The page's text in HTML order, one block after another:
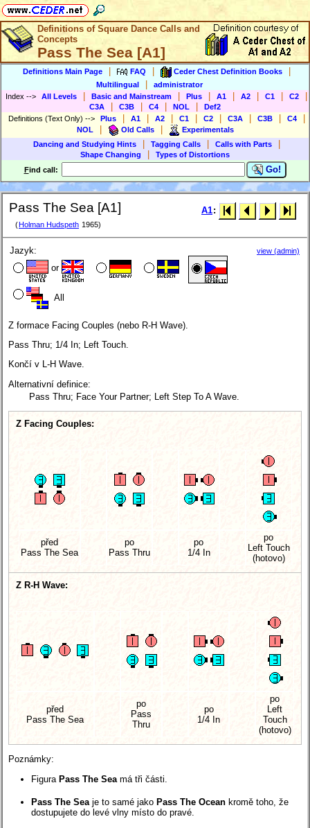
Definitions of Square Dance Calls and
Concepts
Pass The Sea [A1]
Definitions Main Page FAQ Ceder Chest Definition Books
Multilingual
administrator
Index --> All Levels Basic and Mainstream Plus A1 A2 C1 C2
C3A C3B C4 NOL
Def2
Definitions (Text Only) --> Plus A1 A2 C1 C2 C3A C3B C4
NOL Old Calls
Experimentals
Dancing and Studying Hints
Tagging Calls Calls with Parts
Shape Changing
Types of Distortions
Find call: Go!
Pass The Sea [A1]
( Holman Hudspeth 1965)
A1:
Jazyk:
or
All
view (admin)
Z formace Facing Couples (nebo R-H Wave).
Pass Thru; 1/4 In; Left Touch.
Končí v L-H Wave.
Alternativní definice:
Pass Thru; Face Your Partner; Left Step To A Wave.
Z Facing Couples:
před
Pass The Sea
po
Pass Thru
po
1/4 In
po
Left Touch
(hotovo)
Z R-H Wave:
před
Pass The Sea
po
Pass
Thru
po
1/4 In
po
Left
Touch
(hotovo)
Poznámky:
Figura Pass The Sea má tři části.
Pass The Sea je to samé jako Pass The Ocean kromě toho, že
dostupujete do levé vlny místo do pravé.